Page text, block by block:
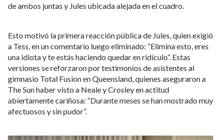
de ambos juntas y Jules ubicada alejada en el cuadro.
Esto motivó la primera reacción pública de Jules, quien exigió
a Tess, en un comentario luego eliminado: “Elimina esto, eres
una idiota y te estás haciendo quedar en ridículo”. Estas
versiones se reforzaron por testimonios de asistentes al
gimnasio Total Fusion en Queensland, quienes aseguraron a
The Sun haber visto a Neale y Crosley en actitud
abiertamente cariñosa: “Durante meses se han mostrado muy
afectuosos y sin pudor”.